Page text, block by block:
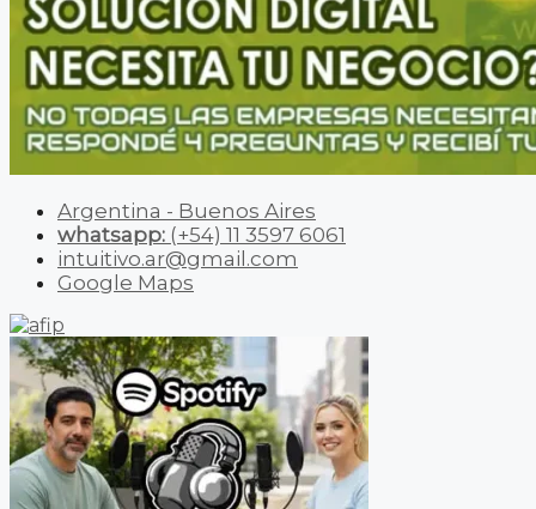
Argentina - Buenos Aires
whatsapp: (+54) 11 3597 6061
intuitivo.ar@gmail.com
Google Maps